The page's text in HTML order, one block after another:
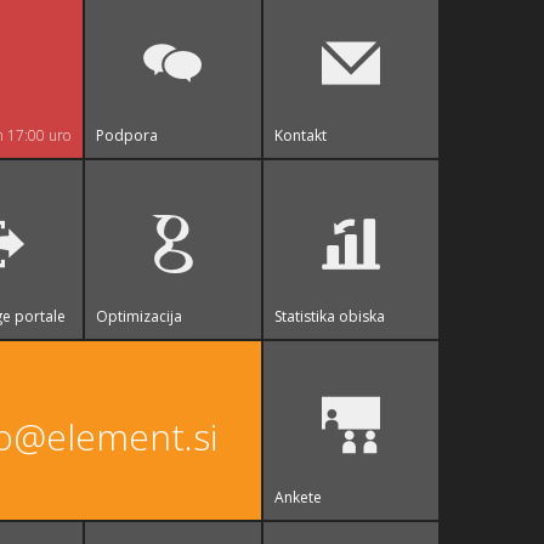
17:00 uro Podpora Kontakt
portale Optimizacija Statistika obiska
Ankete